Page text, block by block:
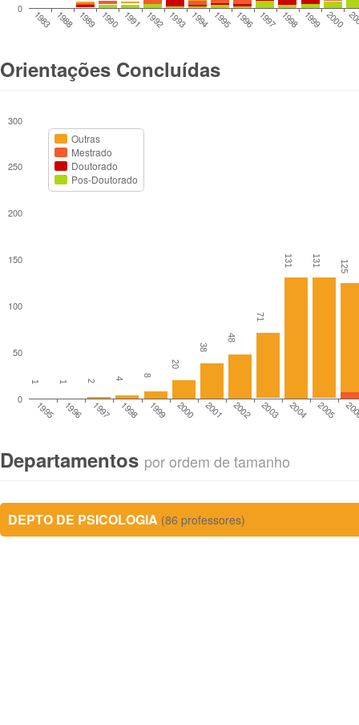
1983 1988 1989 1990 1991 1992 1993 1994 1995 1996 1997 1998 19992000
0
Orientações Concluídas
1 1 2 4
8
20
38
48
71
131 131 125
Outras
Mestrado
Doutorado
Pos-Doutorado
1995 1996 1997 1998 1999 2000 2001 2002 2003 2004 2005
0
50
100
150
200
250
300
Departamentos por ordem de tamanho
DEPTO DE PSICOLOGIA (86 professores)